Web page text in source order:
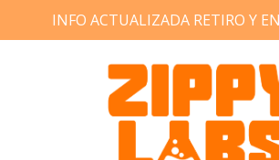
INFO ACTUALIZADA RETIRO Y